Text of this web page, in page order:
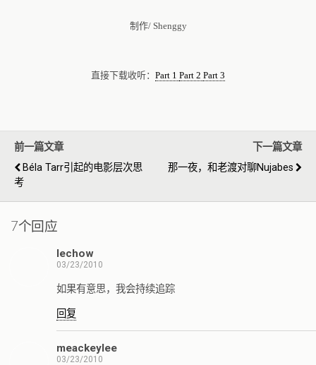
制作/ Shenggy
直接下载收听： Part 1 Part 2 Part 3
前一篇文章
Béla Tarr引起的电影层次思
考
下一篇文章
那一夜，和老渡对聊nujabes
7个回应
lechow
03/23/2010
如果有意思，我会持续追踪
回复
meackeylee
03/23/2010